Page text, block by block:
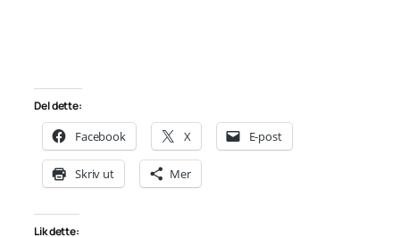
Del dette:
Facebook X E-post
Skriv ut Mer
Lik dette: